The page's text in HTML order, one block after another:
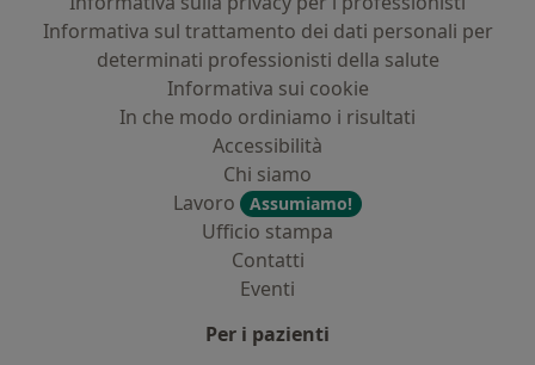
Informativa sul trattamento dei dati personali per
determinati professionisti della salute
Informativa sui cookie
In che modo ordiniamo i risultati
Accessibilità
Chi siamo
Lavoro
Assumiamo!
Ufficio stampa
Contatti
Eventi
Per i pazienti